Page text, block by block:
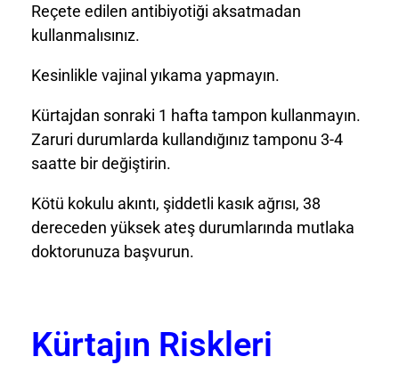
Reçete edilen antibiyotiği aksatmadan
kullanmalısınız.
Kesinlikle vajinal yıkama yapmayın.
Kürtajdan sonraki 1 hafta tampon kullanmayın.
Zaruri durumlarda kullandığınız tamponu 3-4
saatte bir değiştirin.
Kötü kokulu akıntı, şiddetli kasık ağrısı, 38
dereceden yüksek ateş durumlarında mutlaka
doktorunuza başvurun.
Kürtajın Riskleri